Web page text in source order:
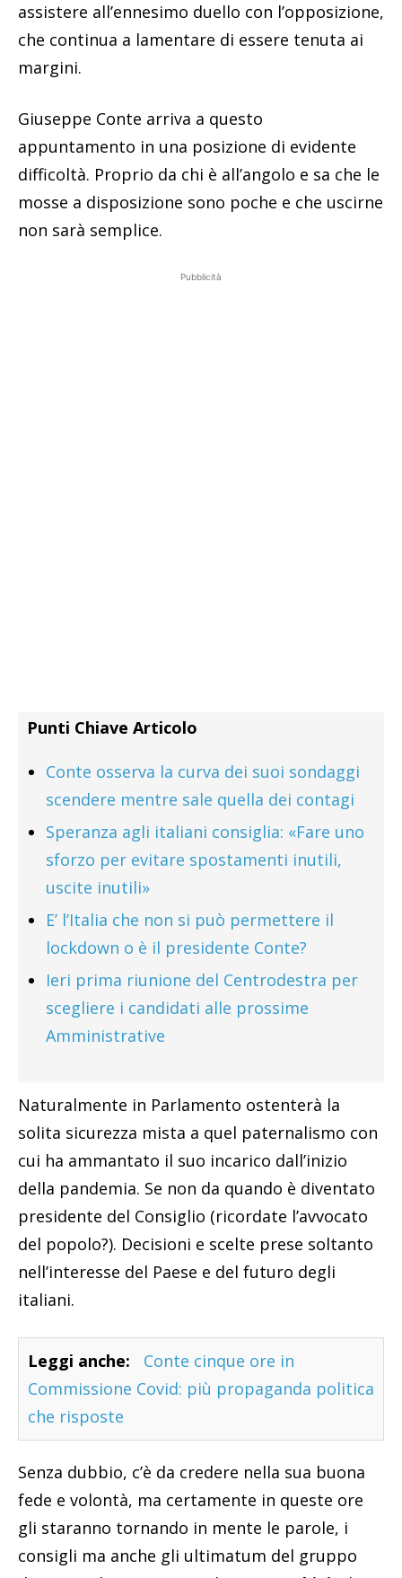
assistere all’ennesimo duello con l’opposizione,
che continua a lamentare di essere tenuta ai
margini.
Giuseppe Conte arriva a questo
appuntamento in una posizione di evidente
difficoltà. Proprio da chi è all’angolo e sa che le
mosse a disposizione sono poche e che uscirne
non sarà semplice.
Pubblicità
Punti Chiave Articolo
Conte osserva la curva dei suoi sondaggi
scendere mentre sale quella dei contagi
Speranza agli italiani consiglia: «Fare uno
sforzo per evitare spostamenti inutili,
uscite inutili»
E’ l’Italia che non si può permettere il
lockdown o è il presidente Conte?
Ieri prima riunione del Centrodestra per
scegliere i candidati alle prossime
Amministrative
Naturalmente in Parlamento ostenterà la
solita sicurezza mista a quel paternalismo con
cui ha ammantato il suo incarico dall’inizio
della pandemia. Se non da quando è diventato
presidente del Consiglio (ricordate l’avvocato
del popolo?). Decisioni e scelte prese soltanto
nell’interesse del Paese e del futuro degli
italiani.
Leggi anche:
Conte cinque ore in
Commissione Covid: più propaganda politica
che risposte
Senza dubbio, c’è da credere nella sua buona
fede e volontà, ma certamente in queste ore
gli staranno tornando in mente le parole, i
consigli ma anche gli ultimatum del gruppo